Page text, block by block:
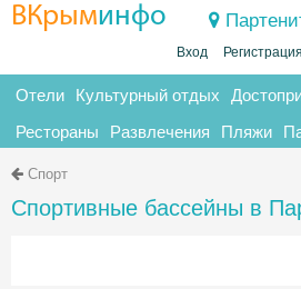
ВКрыминфо
Вход Регистрация
Отели Культурный отдых
Рестораны Развлечения Пляжи
Спорт
Спортивные бассейны в